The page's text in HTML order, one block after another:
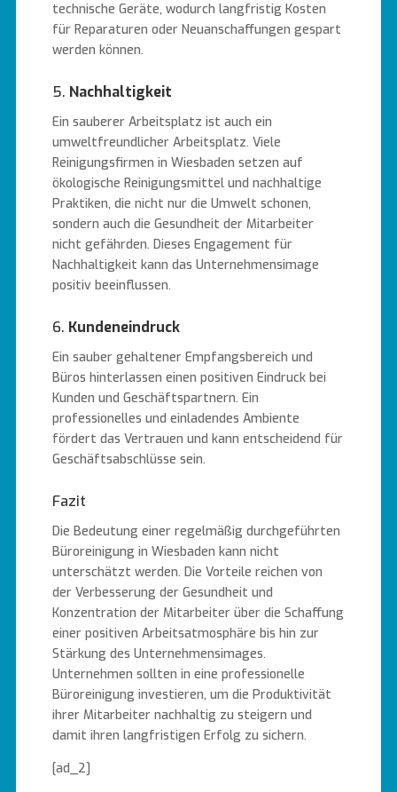
technische Geräte, wodurch langfristig Kosten
für Reparaturen oder Neuanschaffungen gespart
werden können.
5. Nachhaltigkeit
Ein sauberer Arbeitsplatz ist auch ein
umweltfreundlicher Arbeitsplatz. Viele
Reinigungsfirmen in Wiesbaden setzen auf
ökologische Reinigungsmittel und nachhaltige
Praktiken, die nicht nur die Umwelt schonen,
sondern auch die Gesundheit der Mitarbeiter
nicht gefährden. Dieses Engagement für
Nachhaltigkeit kann das Unternehmensimage
positiv beeinflussen.
6. Kundeneindruck
Ein sauber gehaltener Empfangsbereich und
Büros hinterlassen einen positiven Eindruck bei
Kunden und Geschäftspartnern. Ein
professionelles und einladendes Ambiente
fördert das Vertrauen und kann entscheidend für
Geschäftsabschlüsse sein.
Fazit
Die Bedeutung einer regelmäßig durchgeführten
Büroreinigung in Wiesbaden kann nicht
unterschätzt werden. Die Vorteile reichen von
der Verbesserung der Gesundheit und
Konzentration der Mitarbeiter über die Schaffung
einer positiven Arbeitsatmosphäre bis hin zur
Stärkung des Unternehmensimages.
Unternehmen sollten in eine professionelle
Büroreinigung investieren, um die Produktivität
ihrer Mitarbeiter nachhaltig zu steigern und
damit ihren langfristigen Erfolg zu sichern.
[ad_2]